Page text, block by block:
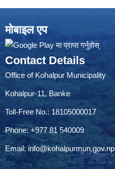
मोबाइल एप
Contact Details
Office of Kohalpur Municipality
Kohalpur-11, Banke
Toll-Free No.: 18105000017
Phone: +977 81 540009
Email: info@kohalpurmun.gov.np